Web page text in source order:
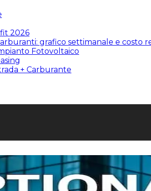
2026
grafico settimanale e costo
Fotovoltaico
+ Carburante